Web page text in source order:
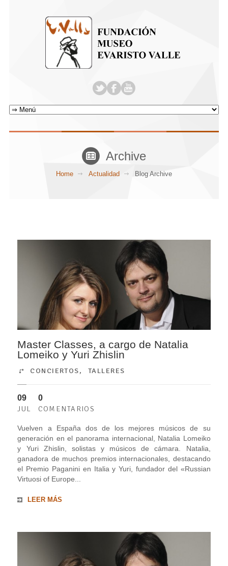
Archive
Home Actualidad Blog Archive
Master Classes, a cargo de Natalia
Lomeiko y Yuri Zhislin
CONCIERTOS, TALLERES
09
JUL
0
COMENTARIOS
Vuelven a España dos de los mejores músicos de su
generación en el panorama internacional, Natalia Lomeiko
y Yuri Zhislin, solistas y músicos de cámara. Natalia,
ganadora de muchos premios internacionales, destacando
el Premio Paganini en Italia y Yuri, fundador del «Russian
Virtuosi of Europe...
LEER MÁS